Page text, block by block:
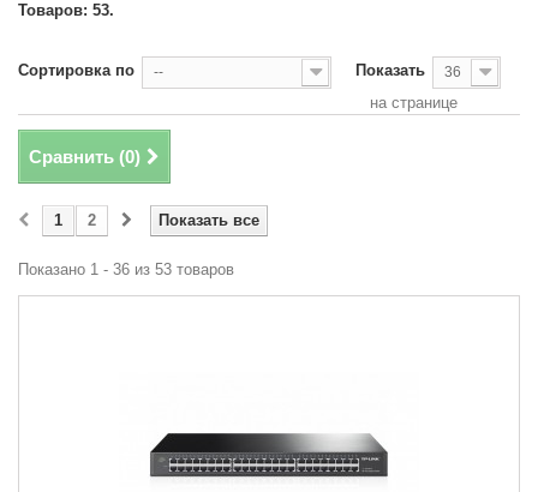
Товаров: 53.
Сортировка по -- Показать 36
на странице
Сравнить (0)
Показать все
1 2
Показано 1 - 36 из 53 товаров